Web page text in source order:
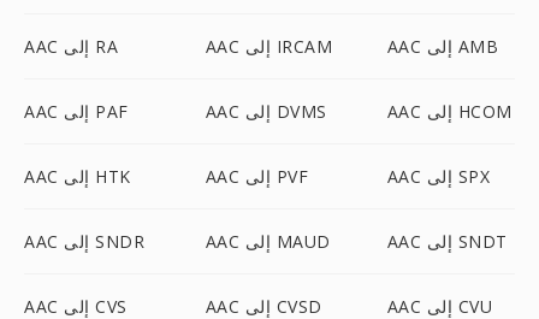
AAC إلى RA AAC إلى IRCAM AAC إلى AMB
AAC إلى PAF AAC إلى DVMS AAC إلى HCOM
AAC إلى HTK AAC إلى PVF AAC إلى SPX
AAC إلى SNDR AAC إلى MAUD AAC إلى SNDT
AAC إلى CVS AAC إلى CVSD AAC إلى CVU